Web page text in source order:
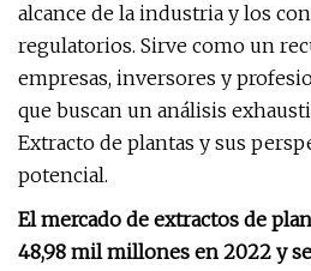
alcance de la industria y los
regulatorios. Sirve como un
empresas, inversores y
que buscan un análisis
Extracto de plantas y sus
potencial.
El mercado de extractos de
48,98 mil millones en 2022 y